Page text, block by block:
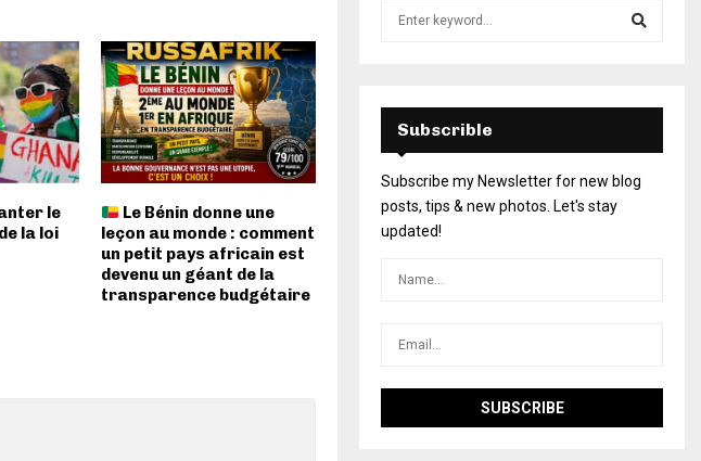
le
la loi
Le Bénin donne une
leçon au monde : comment
un petit pays africain est
devenu un géant de la
transparence budgétaire
Subscrible
Subscribe my Newsletter for new blog
posts, tips & new photos. Let's stay
updated!